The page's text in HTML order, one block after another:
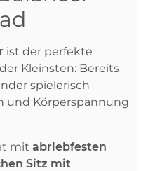
ist der perfekte
Kleinsten: Bereits
spielerisch
und Körperspannung
mit abriebfesten
Sitz mit